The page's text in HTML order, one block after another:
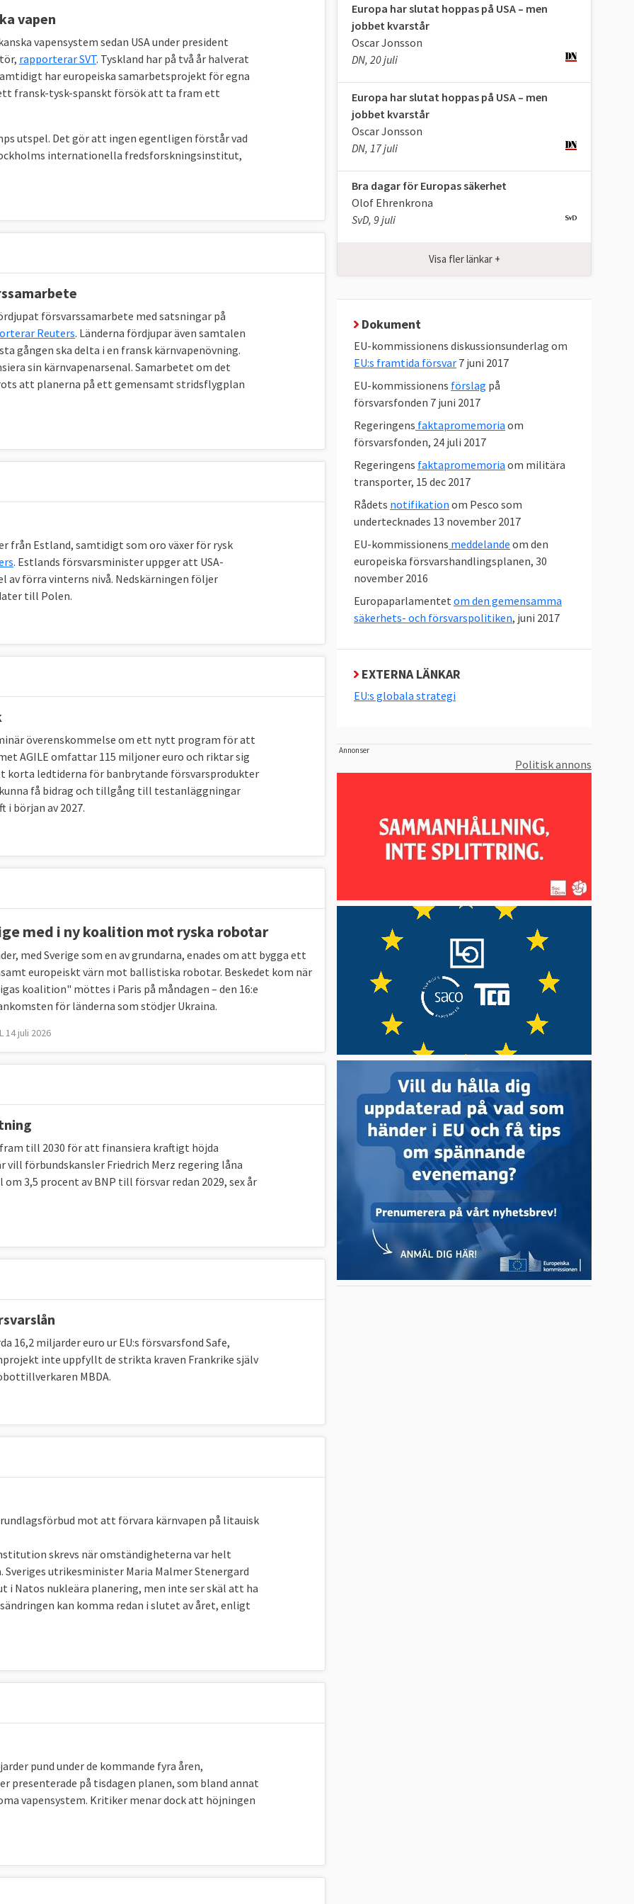
militära resurser” mobiliseras. Klausulen har
försvarspolitik?
unionen. Ramarna sätts av Lissabonfördraget och
inom GSFP fattas med enhällighet av
och har till uppgift att stödja medlemsländerna och
och främja den europeiska säkerhets-
består av EU-ländernas överbefälhavare och
inom EU:s gemensamma säkerhets- och
sakkunskap till Kommittén för utrikes- och
speciella Kusp-ambassadörer och EU:s
som möts i Bryssel. Europeiska rådet, där
regelbundet utvärdera de hot som
och försvarsministrarna som tar in en bredare
administreras av de så kallade Kusp-
Till sin hjälp av Kusp-ambassadörerna militära
De militära tjänstepersonerna i Bryssel kommer
som möts i Bryssel.
försvarsministrarna och justitieministrarna
och beslut administreras av Kusp-ambassadörerna
har Kusp-ambassadörerna Civcom, kommittén för de
kommer från medlemsländerna.
medlemsländernas ansvar. Men beteckningen
styrkor. Hittills har fem sådana insatser gjorts:
Demokratiska republiken Kongo (2006), Tchad
Det finns även en motsvarighet för marina insatser:
och kräver i dag att alla medlemsländer är
år och har direkt eller indirekt 1,4 miljoner
de senaste åren, medan länder som Kina,
USA satsade mer än dubbelt så
under 2015.
vapen
vapensystem sedan USA under president
rapporterar SVT. Tyskland har på två år halverat
har europeiska samarbetsprojekt för egna
fransk-tysk-spanskt försök att ta fram ett
utspel. Det gör att ingen egentligen förstår vad
internationella fredsforskningsinstitut,
försvarssamarbete med satsningar på
Reuters. Länderna fördjupar även samtalen
gången ska delta i en fransk kärnvapenövning.
sin kärnvapenarsenal. Samarbetet om det
att planerna på ett gemensamt stridsflygplan
från Estland, samtidigt som oro växer för rysk
. Estlands försvarsminister uppger att USA-
av förra vinterns nivå. Nedskärningen följer
till Polen.
överenskommelse om ett nytt program för att
AGILE omfattar 115 miljoner euro och riktar sig
ledtiderna för banbrytande försvarsprodukter
få bidrag och tillgång till testanläggningar
i början av 2027.
med i ny koalition mot ryska robotar
med Sverige som en av grundarna, enades om att bygga ett
europeiskt värn mot ballistiska robotar. Beskedet kom när
koalition" möttes i Paris på måndagen – den 16:e
för länderna som stödjer Ukraina.
14 juli 2026
till 2030 för att finansiera kraftigt höjda
vill förbundskansler Friedrich Merz regering låna
3,5 procent av BNP till försvar redan 2029, sex år
16,2 miljarder euro ur EU:s försvarsfond Safe,
inte uppfyllt de strikta kraven Frankrike själv
MBDA.
mot att förvara kärnvapen på litauisk
skrevs när omständigheterna var helt
Sveriges utrikesminister Maria Malmer Stenergard
Natos nukleära planering, men inte ser skäl att ha
kan komma redan i slutet av året, enligt
pund under de kommande fyra åren,
presenterade på tisdagen planen, som bland annat
vapensystem. Kritiker menar dock att höjningen
Europa har slutat hoppas på USA – men
jobbet kvarstår
Oscar Jonsson
DN, 20 juli
Europa har slutat hoppas på USA – men
jobbet kvarstår
Oscar Jonsson
DN, 17 juli
Bra dagar för Europas säkerhet
Olof Ehrenkrona
SvD, 9 juli
Visa fler länkar +
Dokument
EU-kommissionens diskussionsunderlag om
EU:s framtida försvar 7 juni 2017
EU-kommissionens förslag på
försvarsfonden 7 juni 2017
Regeringens faktapromemoria om
försvarsfonden, 24 juli 2017
Regeringens faktapromemoria om militära
transporter, 15 dec 2017
Rådets notifikation om Pesco som
undertecknades 13 november 2017
EU-kommissionens meddelande om den
europeiska försvarshandlingsplanen, 30
november 2016
Europaparlamentet om den gemensamma
säkerhets- och försvarspolitiken, juni 2017
EXTERNA LÄNKAR
EU:s globala strategi
Annonser
Politisk annons